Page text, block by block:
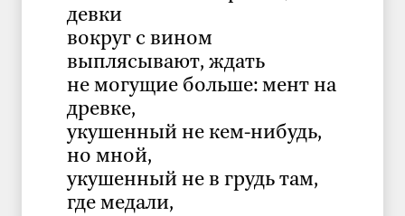
девки
вокруг с вином
выплясывают, ждать
не могущие больше: мент на
древке,
укушенный не кем-нибудь,
но мной,
укушенный не в грудь там,
где медали,